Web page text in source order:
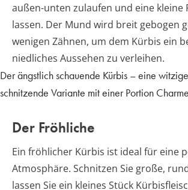
außen-unten zulaufen und eine kleine
lassen. Der Mund wird breit gebogen
wenigen Zähnen, um dem Kürbis ein
niedliches Aussehen zu verleihen.
Der ängstlich schauende Kürbis – eine
schnitzende Variante mit einer Portion Charme
Der Fröhliche
Ein fröhlicher Kürbis ist ideal für eine
Atmosphäre. Schnitzen Sie große,
lassen Sie ein kleines Stück